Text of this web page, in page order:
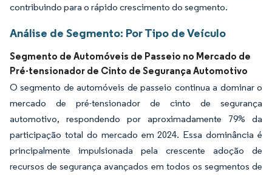
contribuindo para o rápido crescimento do segmento.
Análise de Segmento: Por Tipo de Veículo
Segmento de Automóveis de Passeio no Mercado de
Pré-tensionador de Cinto de Segurança Automotivo
O segmento de automóveis de passeio continua a dominar o
mercado de pré-tensionador de cinto de segurança
automotivo, respondendo por aproximadamente 79% da
participação total do mercado em 2024. Essa dominância é
principalmente impulsionada pela crescente adoção de
recursos de segurança avançados em todos os segmentos de